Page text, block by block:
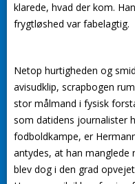
klarede, hvad der kom.
frygtløshed var fabelagtig.
Netop hurtigheden og
avisudklip, scrapbogen
stor målmand i fysisk
som datidens journalister
fodboldkampe, er
antydes, at han
blev dog i den grad